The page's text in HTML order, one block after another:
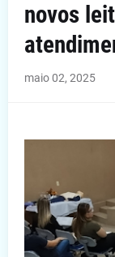
novos
maio 02, 2025